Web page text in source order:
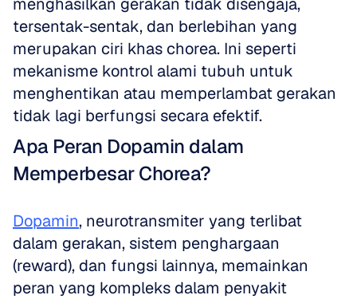
tersentak-sentak, dan berlebihan yang
merupakan ciri khas chorea. Ini seperti
mekanisme kontrol alami tubuh untuk
menghentikan atau memperlambat gerakan
tidak lagi berfungsi secara efektif.
Apa Peran Dopamin dalam
Memperbesar Chorea?
Dopamin, neurotransmiter yang terlibat
dalam gerakan, sistem penghargaan
(reward), dan fungsi lainnya, memainkan
peran yang kompleks dalam penyakit